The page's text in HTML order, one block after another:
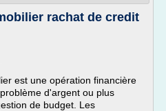
rachat de credit
est une opération financière
d'argent ou plus
de budget. Les